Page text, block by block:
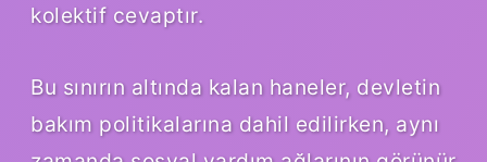
kolektif cevaptır.
Bu sınırın altında kalan haneler, devletin
bakım politikalarına dahil edilirken, aynı